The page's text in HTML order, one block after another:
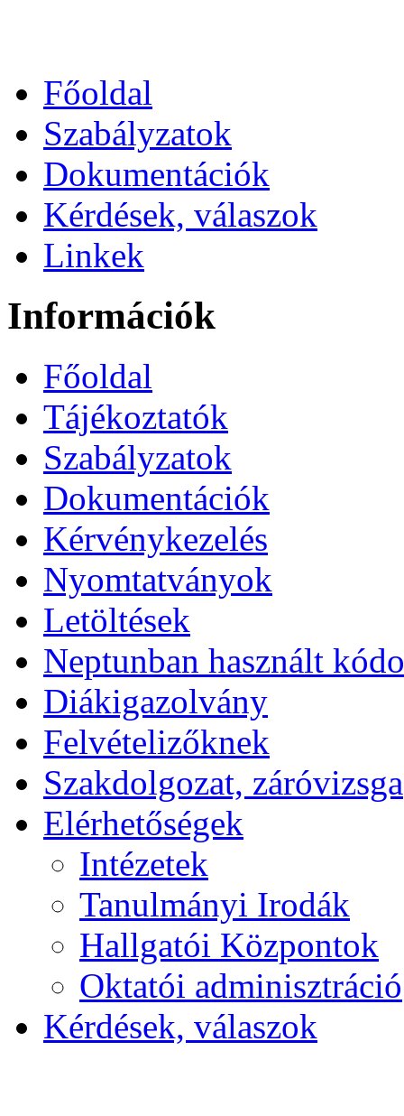
Főoldal
Szabályzatok
Dokumentációk
Kérdések, válaszok
Linkek
Információk
Főoldal
Tájékoztatók
Szabályzatok
Dokumentációk
Kérvénykezelés
Nyomtatványok
Letöltések
Neptunban használt
Diákigazolvány
Felvételizőknek
Szakdolgozat, záróvizsga
Elérhetőségek
Intézetek
Tanulmányi Irodák
Hallgatói Központok
Oktatói adminisztráció
Kérdések, válaszok